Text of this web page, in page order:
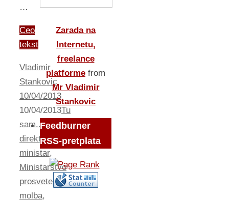
…
Ceo
tekst
Vladimir
Stankovic
10/04/2013
10/04/2013Tu
sam...
direktor,
ministar,
Ministarstvo
prosvete,
molba,
Zarada na
Internetu,
freelance
platforme from
Mr Vladimir
Stankovic
Feedburner
RSS-pretplata